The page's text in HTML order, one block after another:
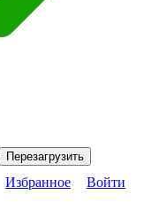
Перезагрузить
Избранное Войти